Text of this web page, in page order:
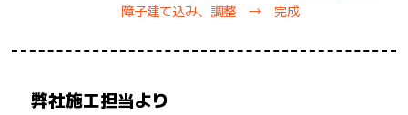
障子建て込み、調整 → 完成
弊社施工担当より